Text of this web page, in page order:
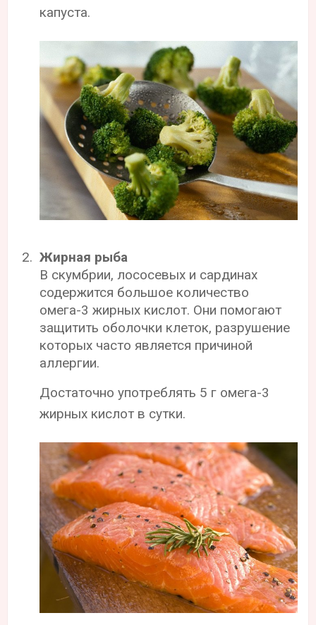
капуста.
Жирная рыба
В скумбрии, лососевых и сардинах
содержится большое количество
омега-3 жирных кислот. Они помогают
защитить оболочки клеток, разрушение
которых часто является причиной
аллергии.
Достаточно употреблять 5 г омега-3
жирных кислот в сутки.